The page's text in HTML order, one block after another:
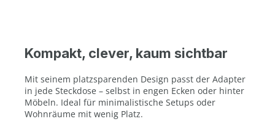
Kompakt, clever, kaum sichtbar
Mit seinem platzsparenden Design passt der Adapter
in jede Steckdose – selbst in engen Ecken oder hinter
Möbeln. Ideal für minimalistische Setups oder
Wohnräume mit wenig Platz.